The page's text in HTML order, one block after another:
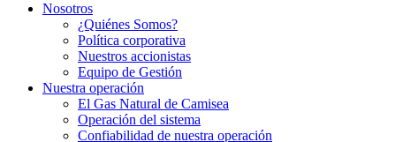
Nosotros
¿Quiénes Somos?
Política corporativa
Nuestros accionistas
Equipo de Gestión
Nuestra operación
El Gas Natural de Camisea
Operación del sistema
Confiabilidad de nuestra operación